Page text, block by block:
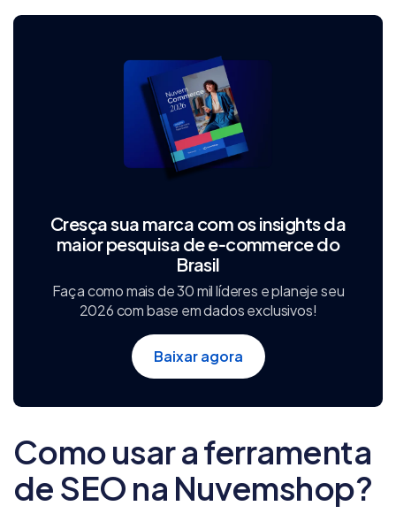
Cresça sua marca com os insights da
maior pesquisa de e‑commerce do
Brasil
Faça como mais de 30 mil líderes e planeje seu
2026 com base em dados exclusivos!
Baixar agora
Como usar a ferramenta
de SEO na Nuvemshop?